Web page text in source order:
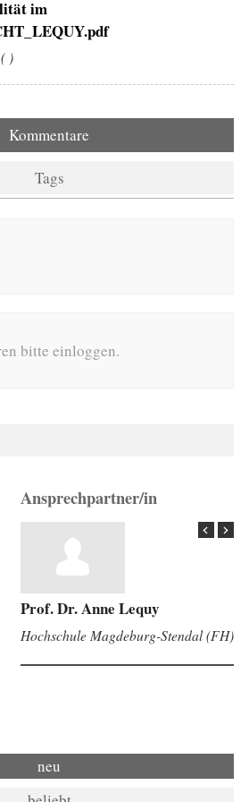
im
)
Kommentare
Tags
bitte einloggen.
Ansprechpartner/in
Prof. Dr. Anne Lequy
Hochschule Magdeburg-Stendal (FH)
neu